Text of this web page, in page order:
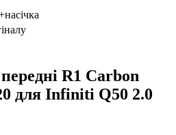
R1 Carbon
для Infiniti Q50 2.0